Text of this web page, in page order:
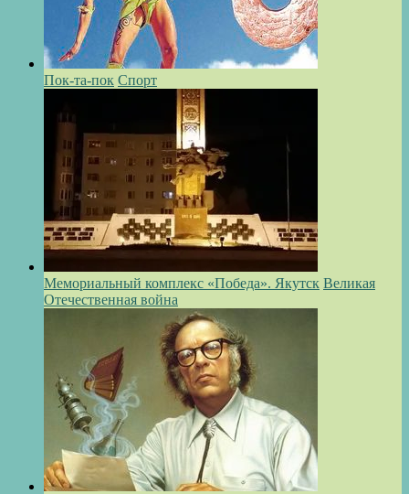
Пок-та-пок Спорт
Мемориальный комплекс «Победа». Якутск Великая
Отечественная война